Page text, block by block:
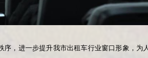
进一步提升我市出租车行业窗口形象，为